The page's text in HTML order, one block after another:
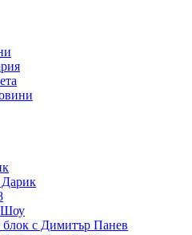
Шоу
блок с Димитър Панев